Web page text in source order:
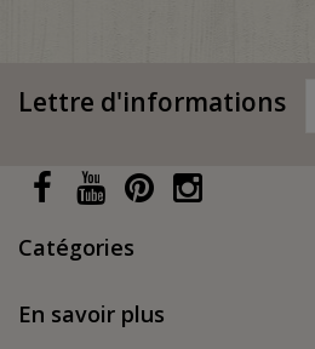
Lettre d'informations
Catégories
En savoir plus